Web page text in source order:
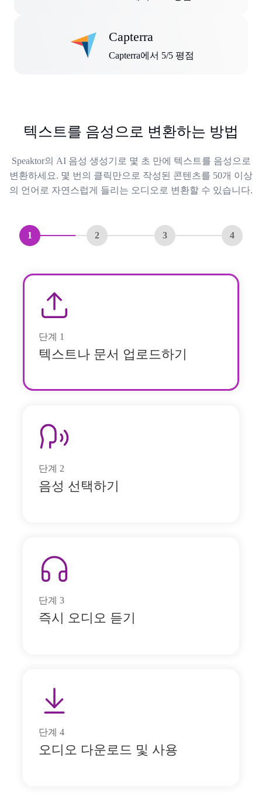
Capterra
Capterra에서 5/5 평점
텍스트를 음성으로 변환하는 방법
Speaktor의 AI 음성 생성기로 몇 초 만에 텍스트를 음성으로
변환하세요. 몇 번의 클릭만으로 작성된 콘텐츠를 50개 이상
의 언어로 자연스럽게 들리는 오디오로 변환할 수 있습니다.
1 2 3 4
단계 1
텍스트나 문서 업로드하기
단계 2
음성 선택하기
단계 3
즉시 오디오 듣기
단계 4
오디오 다운로드 및 사용